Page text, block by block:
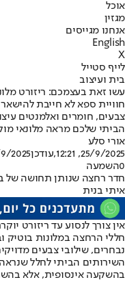
אוכל
מגזין
אנחנו מגייסים
English
X
לייף סטייל
בית ועיצוב
עשו זאת בעצמכם: ריזורט
חוויית ספא לא חייבת
צבעים, חומרים ואלמנטים
הביתי שלכם מראה מלונאי
אורי סלע
25/9/2025, 12:21
,עודכן12:21
0השמעה
חדר רחצה שנותן תחושה של
איתי בנית
אין צורך לנסוע עד ריזורט
חללי הרחצה במלונות בוטיק
נבחרים, שילובי צבעים
השירותים הביתי לחלל
בהשקעה אינסופית, אלא